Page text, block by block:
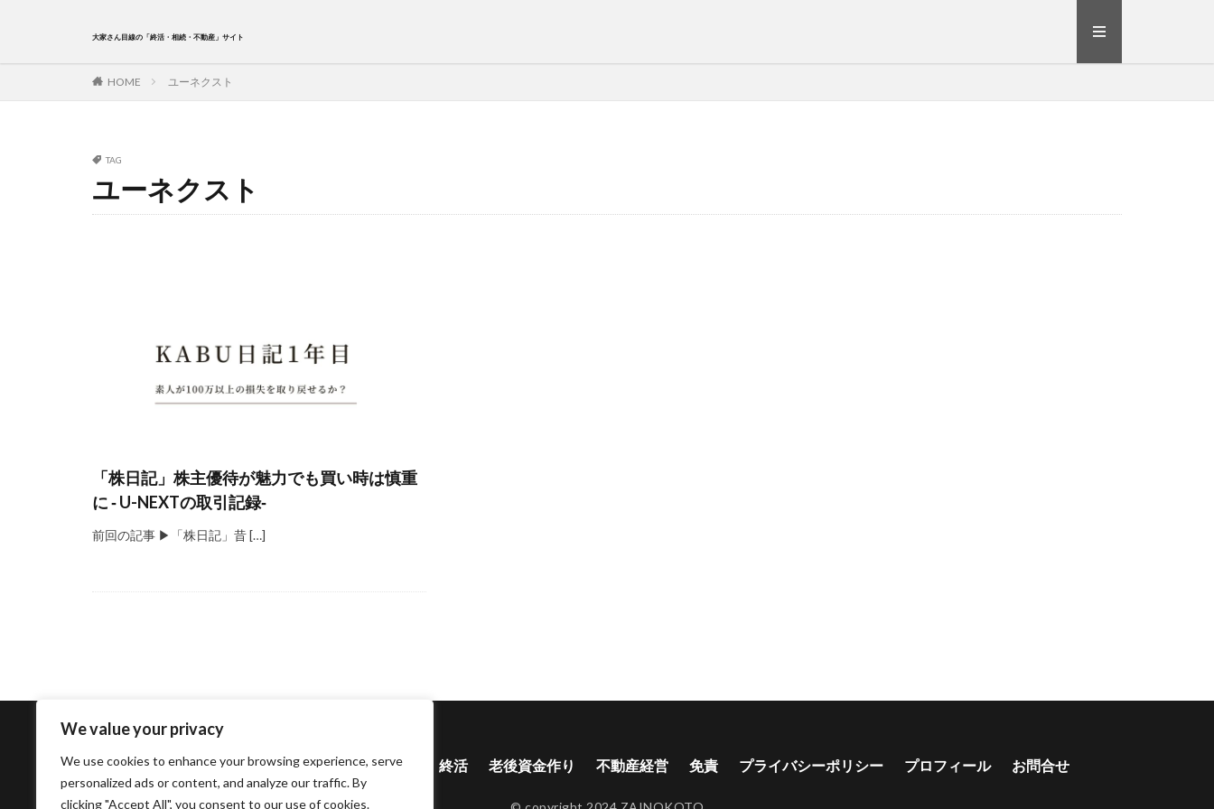
We value your privacy
We use cookies to enhance your browsing experience, serve
personalized ads or content, and analyze our traffic. By
clicking "Accept All", you consent to our use of cookies.
大家さん目線の「終活・相続・不動産」サイト
HOME ユーネクスト
TAG
ユーネクスト
「株日記」株主優待が魅力でも買い時は慎重
に ‐ U-NEXTの取引記録‐
前回の記事 ▶「株日記」昔 […]
株日記 相続関係 副業・老後資金作り 終活 老後資金作り 不動産経営 免責 プライバシーポリシー プロフィール お問合せ